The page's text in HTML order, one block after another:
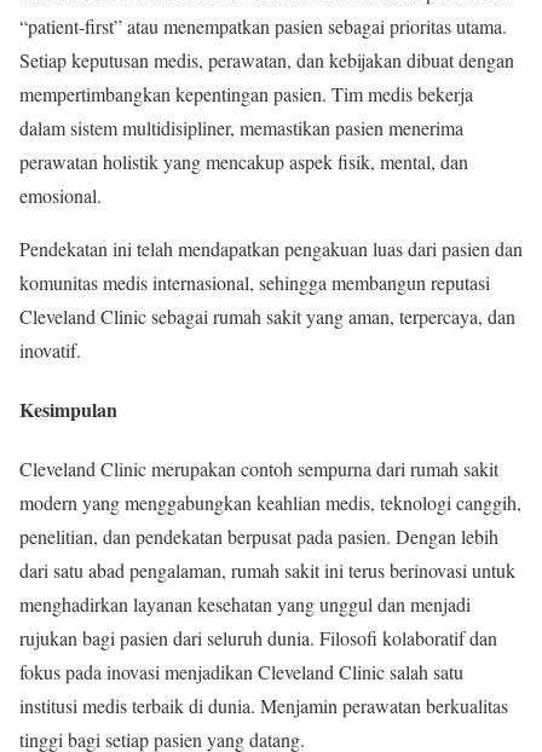
“patient-first” atau menempatkan pasien sebagai prioritas utama.
Setiap keputusan medis, perawatan, dan kebijakan dibuat dengan
mempertimbangkan kepentingan pasien. Tim medis bekerja
dalam sistem multidisipliner, memastikan pasien menerima
perawatan holistik yang mencakup aspek fisik, mental, dan
emosional.
Pendekatan ini telah mendapatkan pengakuan luas dari pasien dan
komunitas medis internasional, sehingga membangun reputasi
Cleveland Clinic sebagai rumah sakit yang aman, terpercaya, dan
inovatif.
Kesimpulan
Cleveland Clinic merupakan contoh sempurna dari rumah sakit
modern yang menggabungkan keahlian medis, teknologi canggih,
penelitian, dan pendekatan berpusat pada pasien. Dengan lebih
dari satu abad pengalaman, rumah sakit ini terus berinovasi untuk
menghadirkan layanan kesehatan yang unggul dan menjadi
rujukan bagi pasien dari seluruh dunia. Filosofi kolaboratif dan
fokus pada inovasi menjadikan Cleveland Clinic salah satu
institusi medis terbaik di dunia. Menjamin perawatan berkualitas
tinggi bagi setiap pasien yang datang.